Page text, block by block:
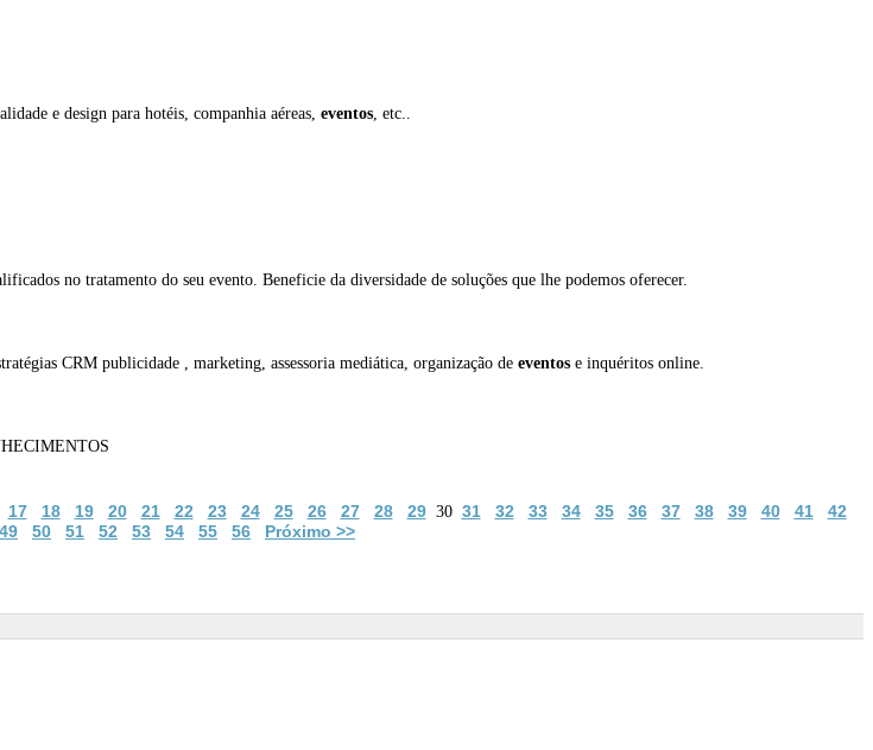
e design para hotéis, companhia aéreas, eventos, etc..
no tratamento do seu evento. Beneficie da diversidade de soluções que lhe podemos oferecer.
CRM publicidade , marketing, assessoria mediática, organização de eventose inquéritos online.
17 18 19 20 21 22 23 24 25 26 27 28 2930 31 32 33 34 35 36 37 38 39 40 41
42
49 50 51 52 53 54 55 56 Próximo >>